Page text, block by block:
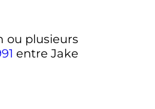
ou plusieurs
entre Jake